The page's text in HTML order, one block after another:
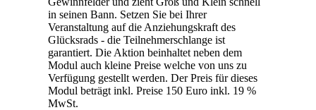
in seinen Bann. Setzen Sie bei Ihrer
Veranstaltung auf die Anziehungskraft des
Glücksrads - die Teilnehmerschlange ist
garantiert. Die Aktion beinhaltet neben dem
Modul auch kleine Preise welche von uns zu
Verfügung gestellt werden. Der Preis für dieses
Modul beträgt inkl. Preise 150 Euro inkl. 19 %
MwSt.